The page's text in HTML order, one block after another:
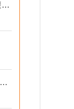
2026年三箱式冷热冲击试验箱采购避坑：静测工况、参数与合规选型逻辑
探索光伏组件耐候性能的光伏高低温湿热试验箱